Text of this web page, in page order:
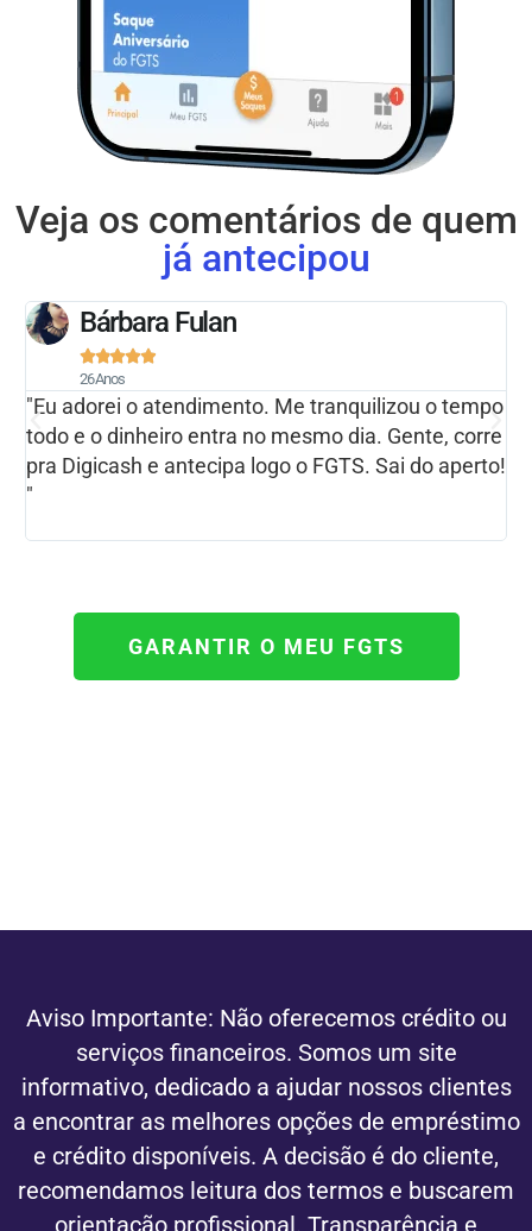
Veja os comentários de quem
já antecipou
Bárbara Fulan

26 Anos
"Eu adorei o atendimento. Me tranquilizou o tempo
todo e o dinheiro entra no mesmo dia. Gente, corre
pra Digicash e antecipa logo o FGTS. Sai do aperto!
"
GARANTIR O MEU FGTS
Aviso Importante: Não oferecemos crédito ou
serviços financeiros. Somos um site
informativo, dedicado a ajudar nossos clientes
a encontrar as melhores opções de empréstimo
e crédito disponíveis. A decisão é do cliente,
recomendamos leitura dos termos e buscarem
orientação profissional. Transparência e